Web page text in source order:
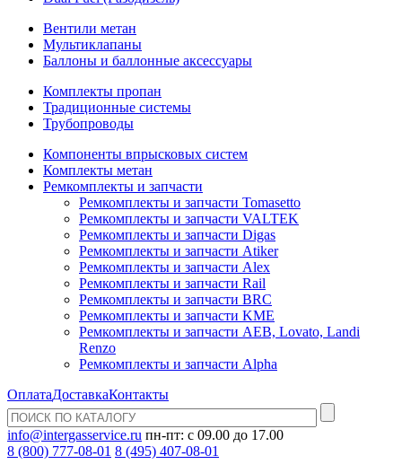
Вентили метан
Мультиклапаны
Баллоны и баллонные аксессуары
Комплекты пропан
Традиционные системы
Трубопроводы
Компоненты впрысковых систем
Комплекты метан
Ремкомплекты и запчасти
Ремкомплекты и запчасти Tomasetto
Ремкомплекты и запчасти VALTEK
Ремкомплекты и запчасти Digas
Ремкомплекты и запчасти Atiker
Ремкомплекты и запчасти Alex
Ремкомплекты и запчасти Rail
Ремкомплекты и запчасти BRC
Ремкомплекты и запчасти KME
Ремкомплекты и запчасти AEB, Lovato, Landi
Renzo
Ремкомплекты и запчасти Alpha
ОплатаДоставкаКонтакты
info@intergasservice.ru пн-пт: с 09.00 до 17.00
8 (800) 777-08-01 8 (495) 407-08-01